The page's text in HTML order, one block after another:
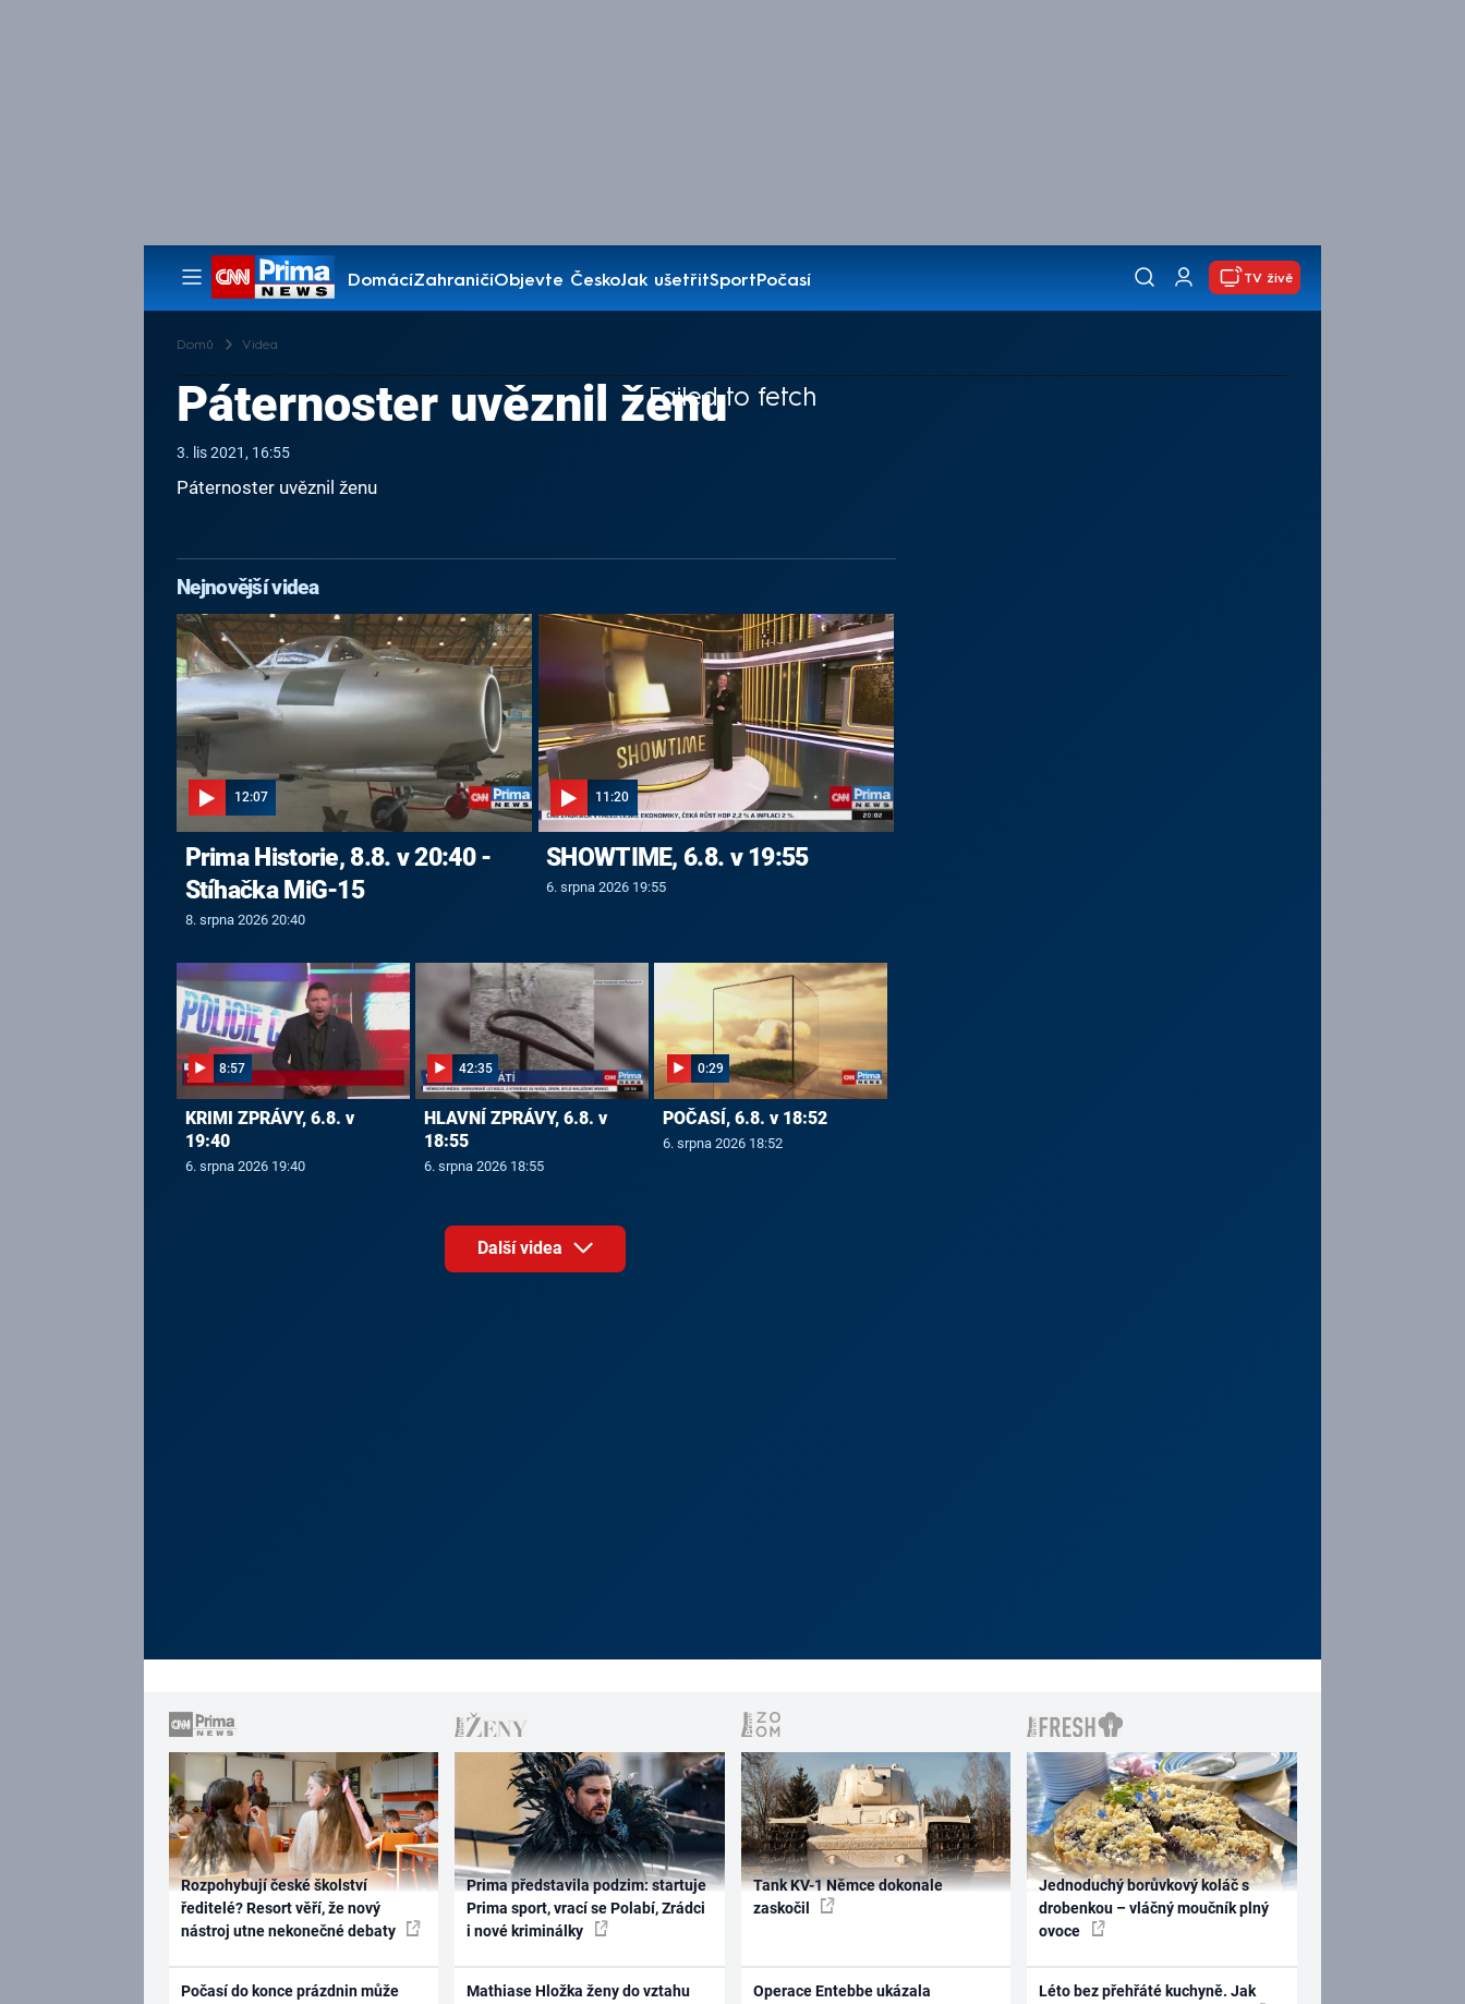
DomácíZahraničíObjevte ČeskoJak ušetřitSportPočasí
Pořady
TV živě
Domů Videa
Failed to fetch
Páternoster uvěznil ženu
3. lis 2021, 16:55
Páternoster uvěznil ženu
Nejnovější videa
12:07
Prima Historie, 8.8. v 20:40 -
Stíhačka MiG-15
8. srpna 2026 20:40
11:20
SHOWTIME, 6.8. v 19:55
6. srpna 2026 19:55
8:57
KRIMI ZPRÁVY, 6.8. v
19:40
6. srpna 2026 19:40
42:35
HLAVNÍ ZPRÁVY, 6.8. v
18:55
6. srpna 2026 18:55
0:29
POČASÍ, 6.8. v 18:52
6. srpna 2026 18:52
Další videa
Rozpohybují české školství
ředitelé? Resort věří, že nový
nástroj utne nekonečné debaty
Počasí do konce prázdnin může
Prima představila podzim: startuje
Prima sport, vrací se Polabí, Zrádci
i nové kriminálky
Mathiase Hložka ženy do vztahu
Tank KV-1 Němce dokonale
zaskočil
Operace Entebbe ukázala
Jednoduchý borůvkový koláč s
drobenkou – vláčný moučník plný
ovoce
Léto bez přehřáté kuchyně. Jak